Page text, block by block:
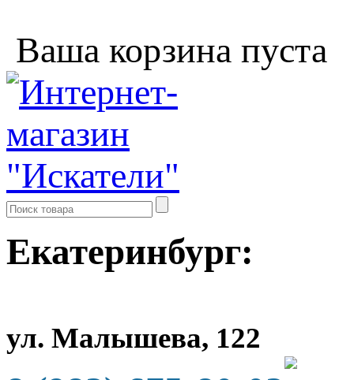
Ваша корзина пуста
Екатеринбург:
ул. Малышева, 122